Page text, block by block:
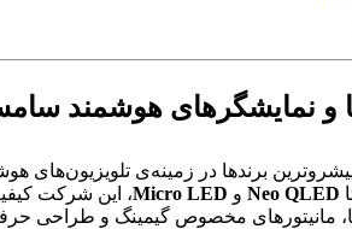
و نمایشگرهای هوشمند
برندها در زمینه‌ی تلویزیون‌های
Neo QLED و Micro LED، این شرکت
مانیتورهای مخصوص گیمینگ و طراحی